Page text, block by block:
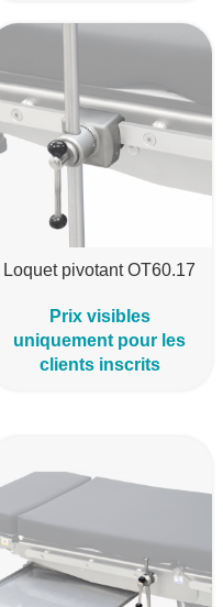
Loquet pivotant OT60.17
Prix visibles
uniquement pour les
clients inscrits